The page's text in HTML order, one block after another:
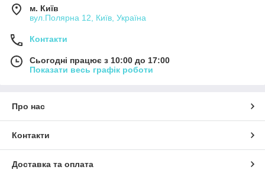
м. Київ
вул.Полярна 12, Київ, Україна
Контакти
Сьогодні працює з 10:00 до 17:00
Показати весь графік роботи
Про нас
Контакти
Доставка та оплата